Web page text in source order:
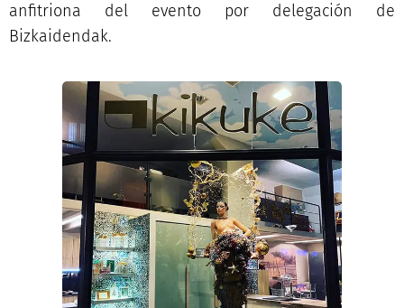
anfitriona del evento por delegación de
Bizkaidendak.